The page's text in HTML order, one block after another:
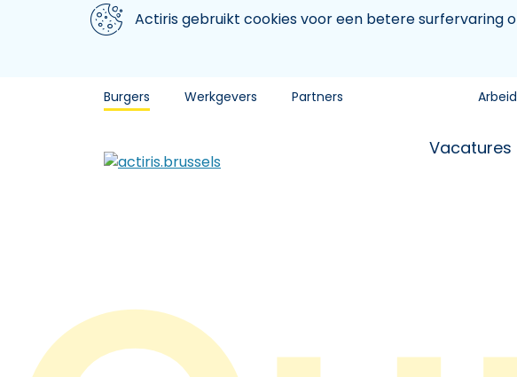
Aller au contenu principal
We gebruiken cookiesActiris gebruikt cookies voor een betere surfervaring
Burgers Werkgevers Partners
Vacatures